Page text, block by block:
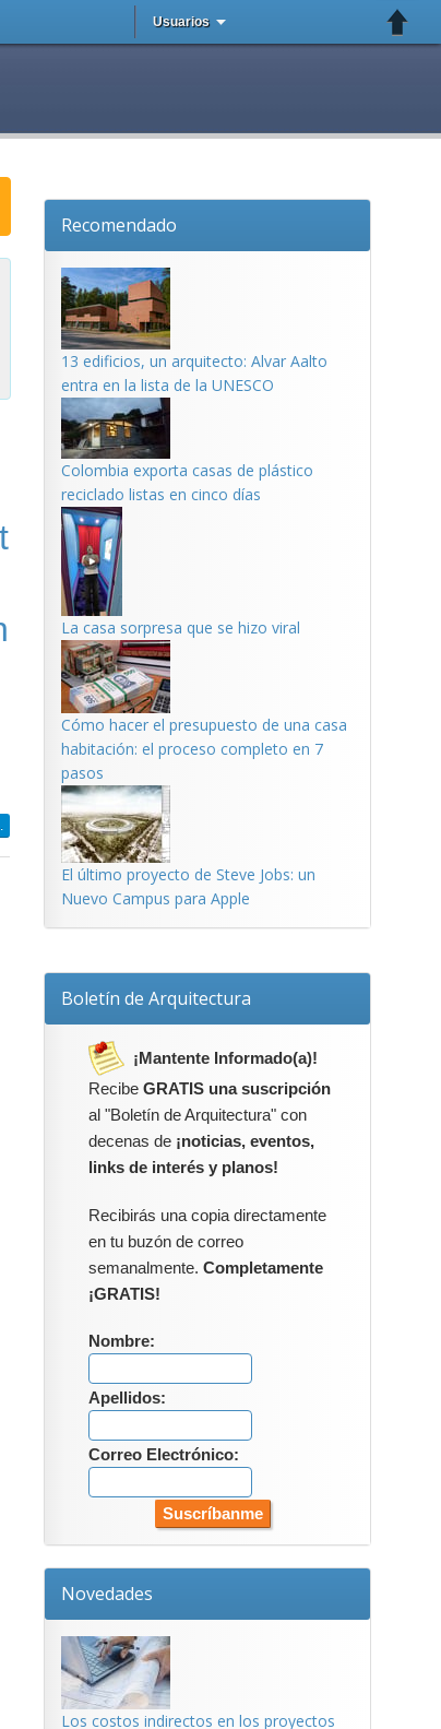
Usuarios
Recomendado
13 edificios, un arquitecto: Alvar Aalto
entra en la lista de la UNESCO
Colombia exporta casas de plástico
reciclado listas en cinco días
La casa sorpresa que se hizo viral
Cómo hacer el presupuesto de una casa
habitación: el proceso completo en 7
pasos
El último proyecto de Steve Jobs: un
Nuevo Campus para Apple
Boletín de Arquitectura
¡Mantente Informado(a)!
Recibe GRATIS una suscripción
al "Boletín de Arquitectura" con
decenas de ¡noticias, eventos,
links de interés y planos!
Recibirás una copia directamente
en tu buzón de correo
semanalmente. Completamente
¡GRATIS!
Nombre:
Apellidos:
Correo Electrónico:
Novedades
Los costos indirectos en los proyectos